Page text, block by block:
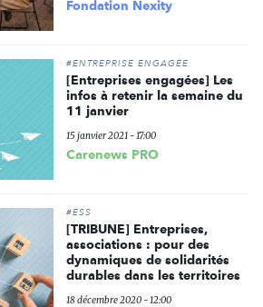
Fondation Nexity
#ENTREPRISE ENGAGÉE
[Entreprises engagées] Les
infos à retenir la semaine du
11 janvier
15 janvier 2021 - 17:00
Carenews PRO
#ESS
[TRIBUNE] Entreprises,
associations : pour des
dynamiques de solidarités
durables dans les territoires
18 décembre 2020 - 12:00